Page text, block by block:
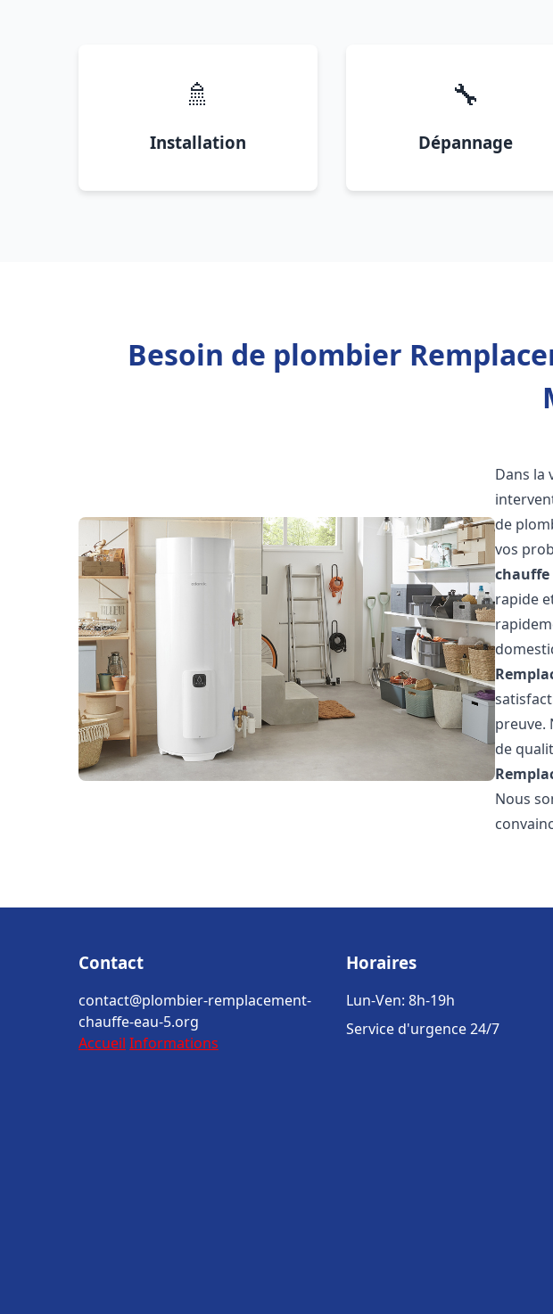
🚿
Installation
🔧
Dépannage
Besoin de plombier
Dans la
de
vos
chauffe
rapide
preuve.
de
Nous
Contact
contact@plombier-remplacement-
chauffe-eau-5.org
Accueil Informations
Horaires
Lun-Ven: 8h-19h
Service d'urgence 24/7